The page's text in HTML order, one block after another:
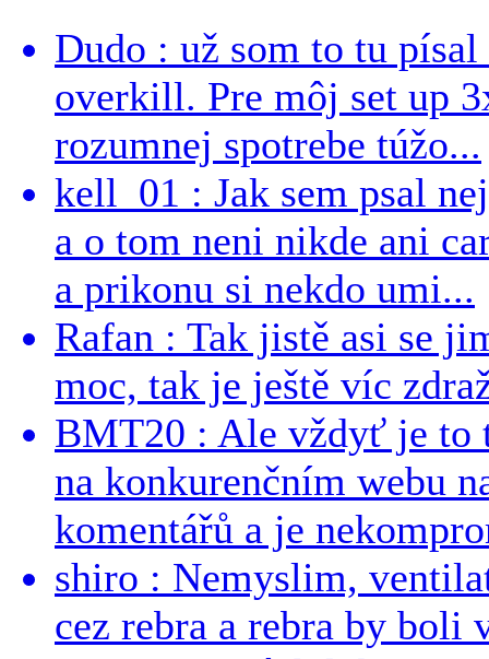
Dudo : už som to tu
overkill. Pre môj set up
rozumnej spotrebe túžo...
kell_01 : Jak sem psal
a o tom neni nikde ani
a prikonu si nekdo umi...
Rafan : Tak jistě asi se
moc, tak je ještě víc
BMT20 : Ale vždyť je to
na konkurenčním webu
komentářů a je
shiro : Nemyslim,
cez rebra a rebra by boli